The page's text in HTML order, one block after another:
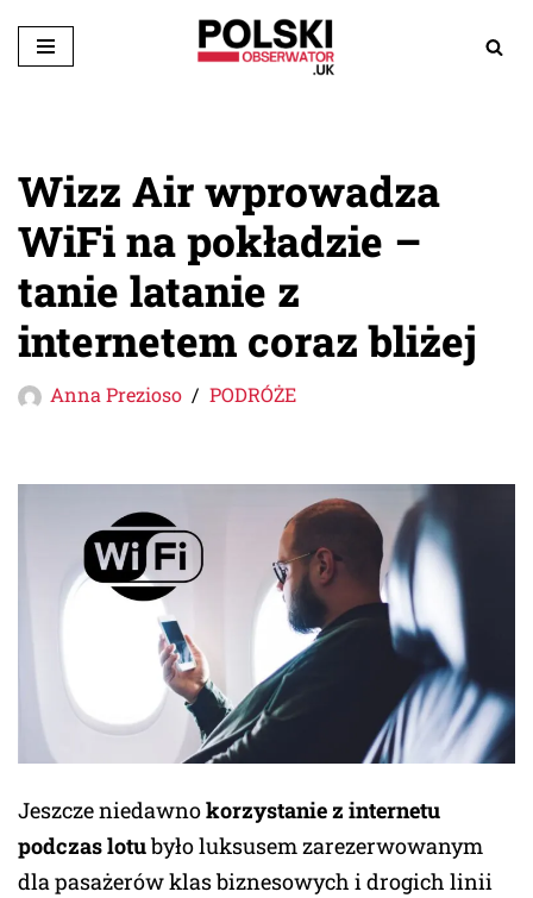
Przejdź
Wizz Air wprowadza
WiFi na pokładzie –
tanie latanie z
internetem coraz bliżej
Anna Prezioso PODRÓŻE
Jeszcze niedawnokorzystanie z internetu
podczas lotubyło luksusem zarezerwowanym
dla pasażerów klas biznesowych i drogich linii